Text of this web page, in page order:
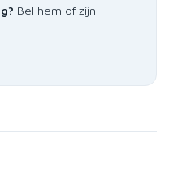
Bel hem of zijn